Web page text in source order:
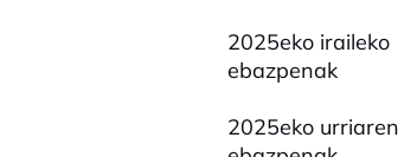
2025eko iraileko
ebazpenak
2025eko urriaren